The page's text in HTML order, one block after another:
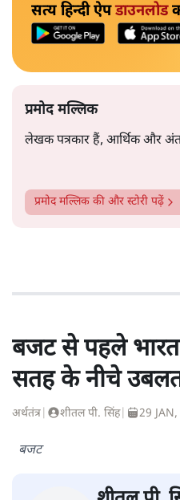
सत्य हिन्दी ऐपडाउनलोड
प्रमोद मल्लिक
लेखक पत्रकार हैं, आर्थिक और
प्रमोद मल्लिक की और स्टोरी पढ़ें
बजट से पहले भारत
सतह के नीचे
अर्थतंत्र शीतल पी. सिंह| 29